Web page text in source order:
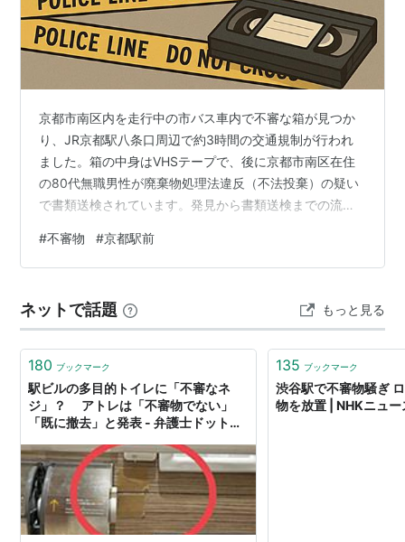
京都市南区内を走行中の市バス車内で不審な箱が見つか
り、JR京都駅八条口周辺で約3時間の交通規制が行われ
ました。箱の中身はVHSテープで、後に京都市南区在住
の80代無職男性が廃棄物処理法違反（不法投棄）の疑い
で書類送検されています。発見から書類送検までの流れ
入りの箱 広告の下に記事の続きがあります。ペコリ 京都
駅南側のJR京都駅・八条口周辺で、秋の朝に市バスの不
爆発物ではなくVHSテープ。後日、この箱を車内に置き
去りにしたとされる80代の男性が、廃棄物処理法違反の
疑いで書類送検されています。 …
#不審物 #京都駅前
ネットで話題 もっと見る
180 ブックマーク
駅ビルの多目的トイレに「不審なネ
ジ」？ アトレは「不審物でない」
「既に撤去」と発表 - 弁護士ドットコ
135 ブックマーク
渋谷駅で不審物騒ぎ
物を放置 | NHKニュー